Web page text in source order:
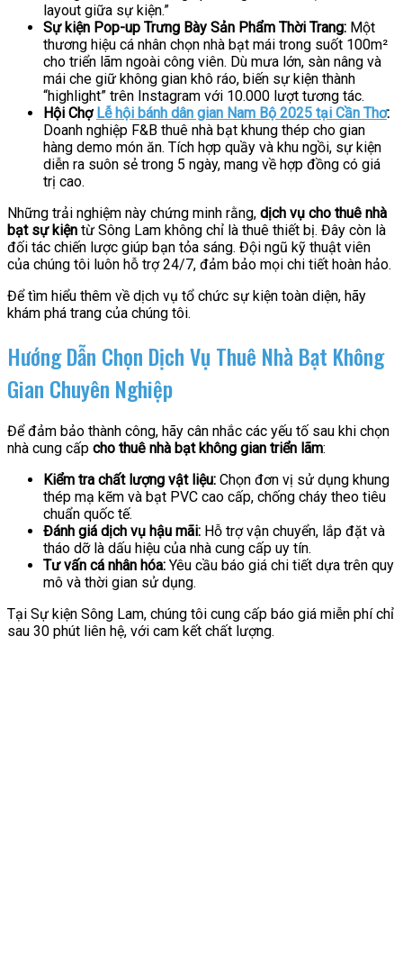
layout giữa sự kiện.”
Sự kiện Pop-up Trưng Bày Sản Phẩm Thời Trang: Một
thương hiệu cá nhân chọn nhà bạt mái trong suốt 100m²
cho triển lãm ngoài công viên. Dù mưa lớn, sàn nâng và
mái che giữ không gian khô ráo, biến sự kiện thành
“highlight” trên Instagram với 10.000 lượt tương tác.
Hội Chợ Lễ hội bánh dân gian Nam Bộ 2025 tại Cần Thơ:
Doanh nghiệp F&B thuê nhà bạt khung thép cho gian
hàng demo món ăn. Tích hợp quầy và khu ngồi, sự kiện
diễn ra suôn sẻ trong 5 ngày, mang về hợp đồng có giá
trị cao.
Những trải nghiệm này chứng minh rằng, dịch vụ cho thuê nhà
bạt sự kiện từ Sông Lam không chỉ là thuê thiết bị. Đây còn là
đối tác chiến lược giúp bạn tỏa sáng. Đội ngũ kỹ thuật viên
của chúng tôi luôn hỗ trợ 24/7, đảm bảo mọi chi tiết hoàn hảo.
Để tìm hiểu thêm về dịch vụ tổ chức sự kiện toàn diện, hãy
khám phá trang của chúng tôi.
Hướng Dẫn Chọn Dịch Vụ Thuê Nhà Bạt Không
Gian Chuyên Nghiệp
Để đảm bảo thành công, hãy cân nhắc các yếu tố sau khi chọn
nhà cung cấp cho thuê nhà bạt không gian triển lãm:
Kiểm tra chất lượng vật liệu: Chọn đơn vị sử dụng khung
thép mạ kẽm và bạt PVC cao cấp, chống cháy theo tiêu
chuẩn quốc tế.
Đánh giá dịch vụ hậu mãi: Hỗ trợ vận chuyển, lắp đặt và
tháo dỡ là dấu hiệu của nhà cung cấp uy tín.
Tư vấn cá nhân hóa: Yêu cầu báo giá chi tiết dựa trên quy
mô và thời gian sử dụng.
Tại Sự kiện Sông Lam, chúng tôi cung cấp báo giá miễn phí chỉ
sau 30 phút liên hệ, với cam kết chất lượng.